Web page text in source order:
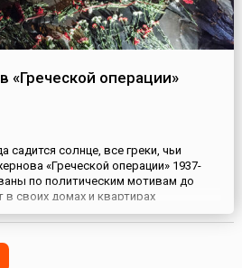
операции»
садится солнце, все греки, чьи
«Греческой операции» 1937-
по политическим мотивам до
в своих домах и квартирах
«Греческой операции» стал
Все они, а также те, кого
сегодня реабилитированы. Но до